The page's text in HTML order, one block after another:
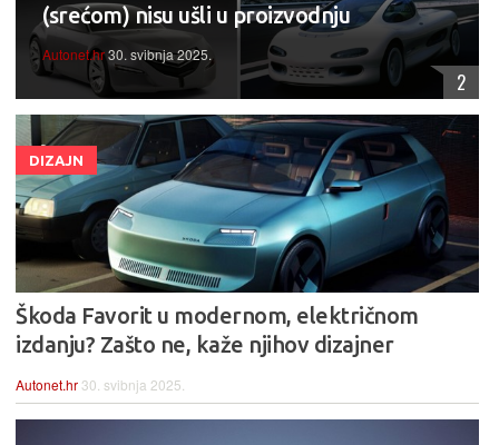
(srećom) nisu ušli u proizvodnju
Autonet.hr30. svibnja 2025.
2
DIZAJN
Škoda Favorit u modernom, električnom
izdanju? Zašto ne, kaže njihov dizajner
Autonet.hr 30. svibnja 2025.